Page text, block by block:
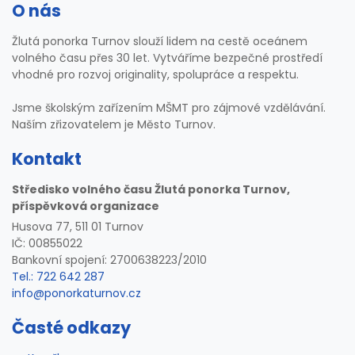
O nás
Žlutá ponorka Turnov slouží lidem na cestě oceánem
volného času přes 30 let. Vytváříme bezpečné prostředí
vhodné pro rozvoj originality, spolupráce a respektu.
Jsme školským zařízením MŠMT pro zájmové vzdělávání.
Naším zřizovatelem je Město Turnov.
Kontakt
Středisko volného času Žlutá ponorka Turnov,
příspěvková organizace
Husova 77, 511 01 Turnov
IČ: 00855022
Bankovní spojení: 2700638223/2010
Tel.: 722 642 287
info@ponorkaturnov.cz
Časté odkazy